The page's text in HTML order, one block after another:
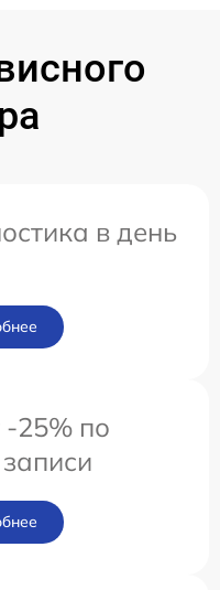
в день
25% по